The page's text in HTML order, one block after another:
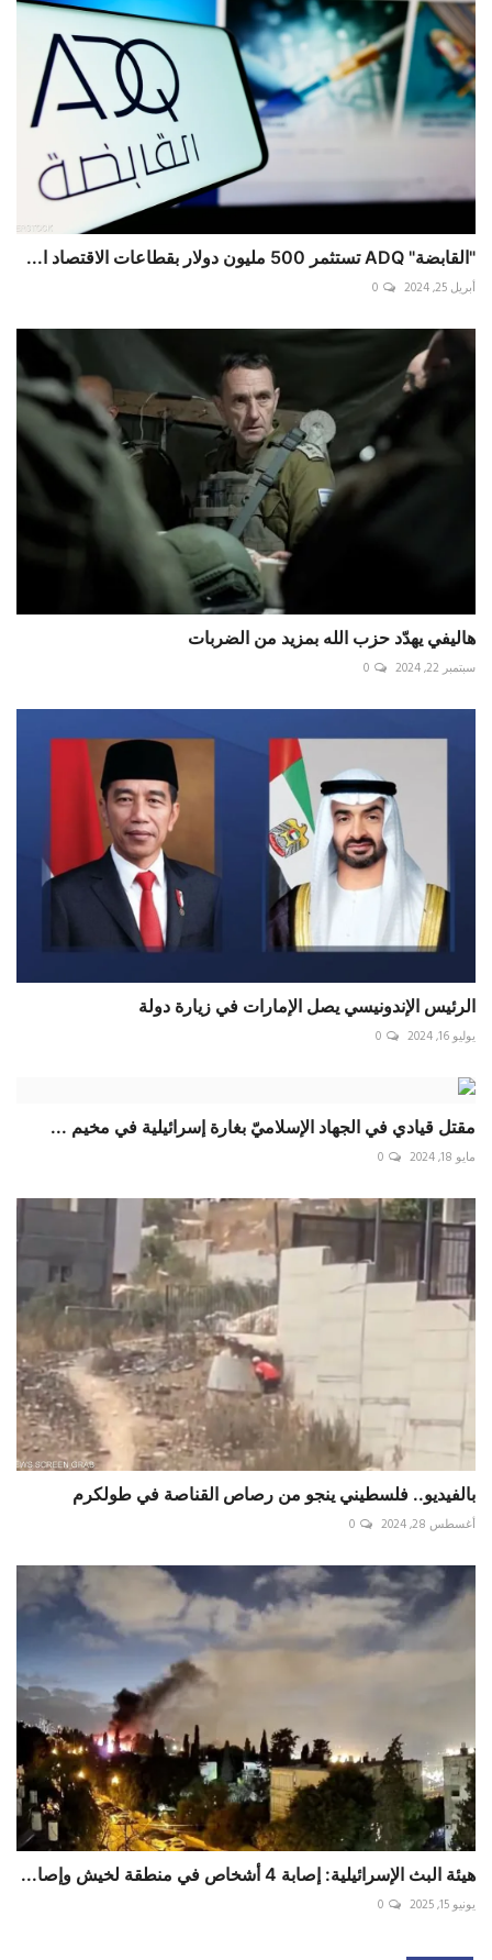
"القابضة" ADQ تستثمر 500 مليون دولار بقطاعات الاقتصاد ا...
أبريل 25, 2024 0
هاليفي يهدّد حزب الله بمزيد من الضربات
سبتمبر 22, 2024 0
الرئيس الإندونيسي يصل الإمارات في زيارة دولة
يوليو 16, 2024 0
مقتل قيادي في الجهاد الإسلاميّ بغارة إسرائيلية في مخيم ...
مايو 18, 2024 0
بالفيديو.. فلسطيني ينجو من رصاص القناصة في طولكرم
أغسطس 28, 2024 0
هيئة البث الإسرائيلية: إصابة 4 أشخاص في منطقة لخيش وإصا...
يونيو 15, 2025 0